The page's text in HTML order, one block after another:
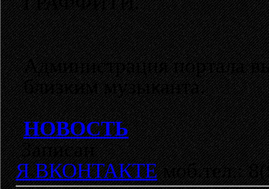
Администрация портала
близким музыканта.
НОВОСТЬ
Записан
Я ВКОНТАКТЕмоб.тел.: